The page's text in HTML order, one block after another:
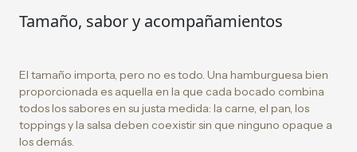
Tamaño, sabor y acompañamientos
El tamaño importa, pero no es todo. Una hamburguesa bien
proporcionada es aquella en la que cada bocado combina
todos los sabores en su justa medida: la carne, el pan, los
toppings y la salsa deben coexistir sin que ninguno opaque a
los demás.